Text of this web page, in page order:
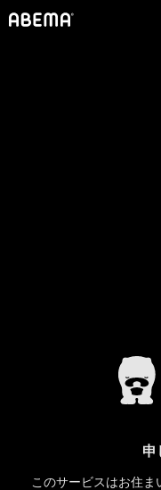
申
このサービスはお住ま